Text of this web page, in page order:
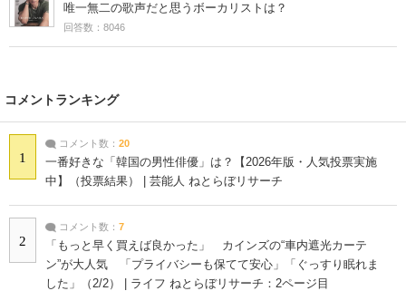
唯一無二の歌声だと思うボーカリストは？
回答数：8046
コメントランキング
1
コメント数： 20
一番好きな「韓国の男性俳優」は？【2026年版・人気投票実施
中】（投票結果） | 芸能人 ねとらぼリサーチ
2
コメント数： 7
「もっと早く買えば良かった」 カインズの“車内遮光カーテ
ン”が大人気 「プライバシーも保てて安心」「ぐっすり眠れま
した」（2/2） | ライフ ねとらぼリサーチ：2ページ目